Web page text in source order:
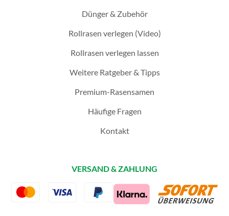
Dünger & Zubehör
Rollrasen verlegen (Video)
Rollrasen verlegen lassen
Weitere Ratgeber & Tipps
Premium-Rasensamen
Häufige Fragen
Kontakt
VERSAND & ZAHLUNG